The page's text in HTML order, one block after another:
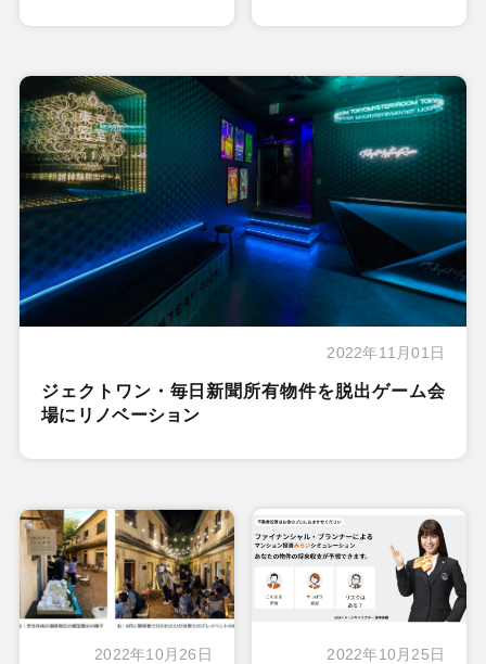
2022年11月01日
ジェクトワン・毎日新聞所有物件を脱出ゲーム会
場にリノベーション
2022年10月26日 2022年10月25日